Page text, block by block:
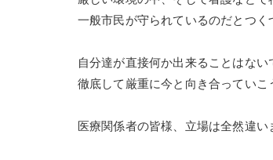
一般市民が守られているのだとつく
自分達が直接何か出来ることはな
徹底して厳重に今と向き合っていこ
医療関係者の皆様、立場は全然違